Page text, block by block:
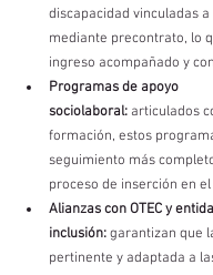
discapacidad vinculadas
mediante precontrato, lo
ingreso acompañado y
Programas de apoyo
sociolaboral: articulados
formación, estos
seguimiento más
proceso de inserción en
Alianzas con OTEC y
inclusión: garantizan que
pertinente y adaptada a